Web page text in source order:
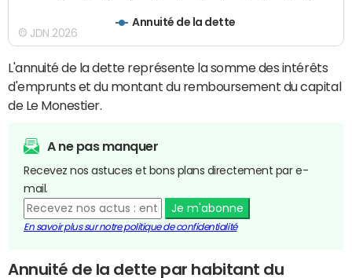
Annuité de la dette
© JDN 2026
L'annuité de la dette représente la somme des intérêts
d'emprunts et du montant du remboursement du capital
de Le Monestier.
A ne pas manquer
Recevez nos astuces et bons plans directement par e-
mail.
Je m'abonne
En savoir plus sur notre politique de confidentialité
Annuité de la dette par habitant du